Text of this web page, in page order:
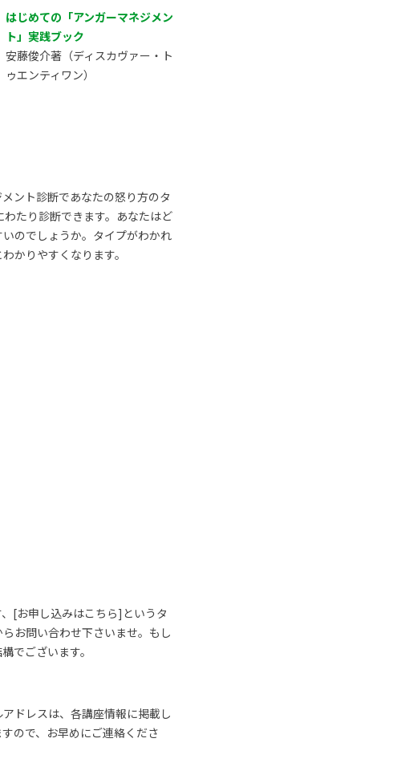
はじめての「アンガーマネジメン
ト」実践ブック
安藤俊介著（ディスカヴァー・ト
ゥエンティワン）
ント診断であなたの怒り方のタ
たり診断できます。あなたはど
のでしょうか。タイプがわかれ
かりやすくなります。
[お申し込みはこちら]というタ
お問い合わせ下さいませ。もし
でございます。
ドレスは、各講座情報に掲載し
ので、お早めにご連絡くださ